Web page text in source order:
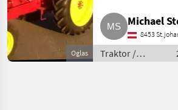
Oglas
Michael
8453
Traktor /
Standardni